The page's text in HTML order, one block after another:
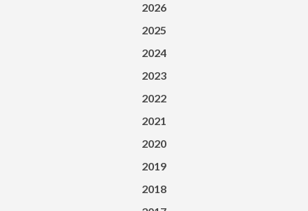
2026
2025
2024
2023
2022
2021
2020
2019
2018